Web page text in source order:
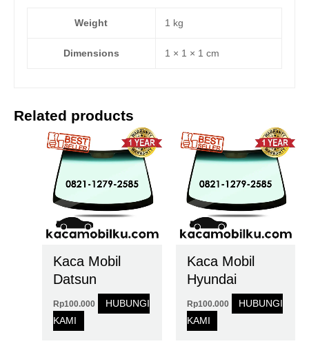
Weight 1 kg
Dimensions 1 × 1 × 1 cm
Related products
Kaca Mobil
Datsun
Rp100.000
HUBUNGI
KAMI
Kaca Mobil
Hyundai
Rp100.000
HUBUNGI
KAMI